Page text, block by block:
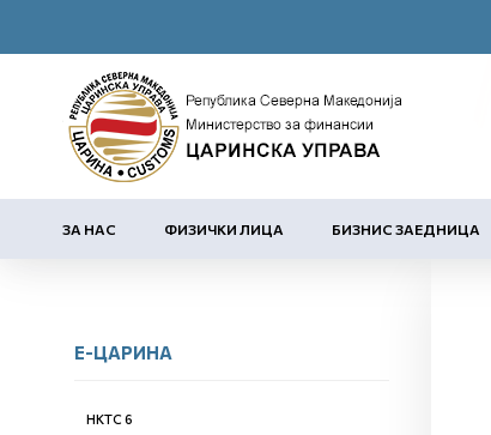
ЗА НАС ФИЗИЧКИ ЛИЦА БИЗНИС ЗАЕДНИЦА
Е-ЦАРИНА
НКТС 6